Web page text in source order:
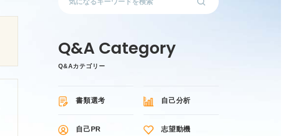
Q&Aカテゴリー
書類選考 自己分析
自己PR 志望動機